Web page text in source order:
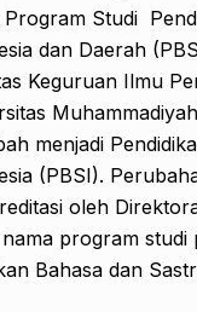
Program Studi
dan Daerah
Keguruan Ilmu
menjadi
(PBSI).
oleh
program studi
Bahasa dan